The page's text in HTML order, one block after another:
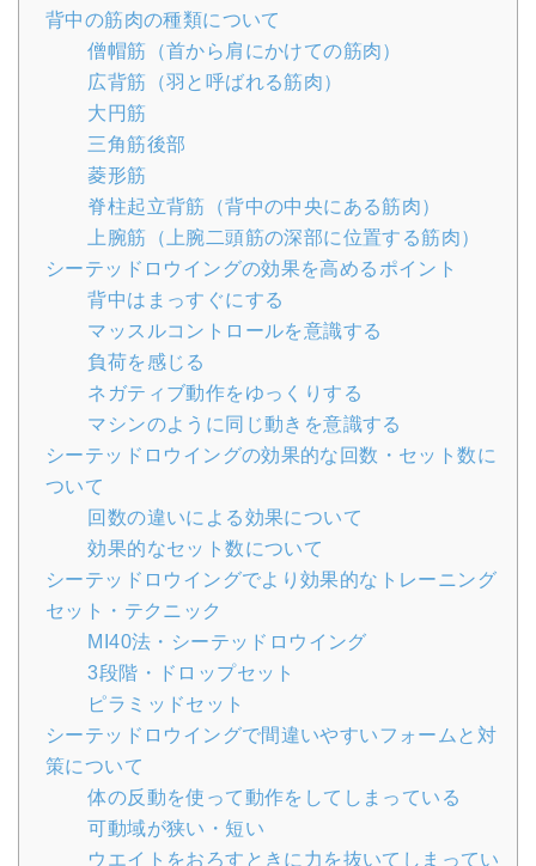
背中の筋肉の種類について
僧帽筋（首から肩にかけての筋肉）
広背筋（羽と呼ばれる筋肉）
大円筋
三角筋後部
菱形筋
脊柱起立背筋（背中の中央にある筋肉）
上腕筋（上腕二頭筋の深部に位置する筋肉）
シーテッドロウイングの効果を高めるポイント
背中はまっすぐにする
マッスルコントロールを意識する
負荷を感じる
ネガティブ動作をゆっくりする
マシンのように同じ動きを意識する
シーテッドロウイングの効果的な回数・セット数に
ついて
回数の違いによる効果について
効果的なセット数について
シーテッドロウイングでより効果的なトレーニング
セット・テクニック
MI40法・シーテッドロウイング
3段階・ドロップセット
ピラミッドセット
シーテッドロウイングで間違いやすいフォームと対
策について
体の反動を使って動作をしてしまっている
可動域が狭い・短い
ウエイトをおろすときに力を抜いてしまってい